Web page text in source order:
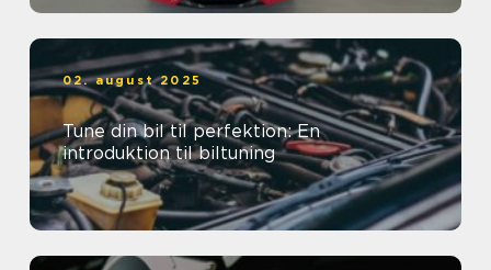
02. august 2025
Tune din bil til perfektion: En
introduktion til biltuning